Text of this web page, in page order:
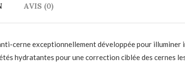
AVIS (0)
cerne exceptionnellement développée pour
hydratantes pour une correction ciblée des cernes